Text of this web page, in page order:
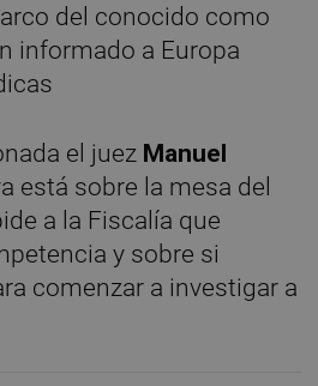
del conocido como
informado a Europa
el juez Manuel
está sobre la mesa del
a la Fiscalía que
y sobre si
comenzar a investigar a